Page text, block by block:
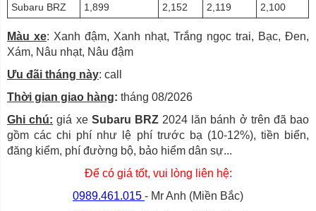
Subaru BRZ
1,899 2,152 2,119 2,100
Màu xe: Xanh đậm, Xanh nhạt, Trắng ngọc trai, Bạc, Đen,
Xám, Nâu nhạt, Nâu đậm
Ưu đãi tháng này: call
Thời gian giao hàng: tháng 08/2026
Ghi chú: giá xeSubaru BRZ2024 lăn bánh ở trên đã bao
gồm các chi phí như lệ phí trước bạ (10-12%), tiền biển,
đăng kiểm, phí đường bộ, bảo hiểm dân sự...
Để có giá tốt, vui lòng liên hệ:
0989.461.015 - Mr Anh (Miền Bắc)